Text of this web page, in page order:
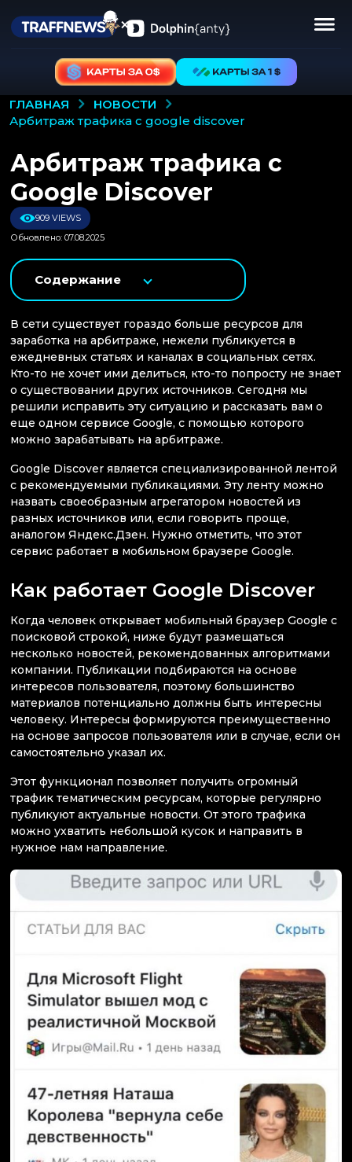
ГЛАВНАЯ
НОВОСТИ
арбитраж трафика с google discover
Арбитраж трафика с
Google Discover
909 VIEWS
Обновлено: 07.08.2025
Содержание
В сети существует гораздо больше ресурсов для
заработка на арбитраже, нежели публикуется в
ежедневных статьях и каналах в социальных сетях.
Кто-то не хочет ими делиться, кто-то попросту не знает
о существовании других источников. Сегодня мы
решили исправить эту ситуацию и рассказать вам о
еще одном сервисе Google, с помощью которого
можно зарабатывать на арбитраже.
Google Discover является специализированной лентой
с рекомендуемыми публикациями. Эту ленту можно
назвать своеобразным агрегатором новостей из
разных источников или, если говорить проще,
аналогом Яндекс.Дзен. Нужно отметить, что этот
сервис работает в мобильном браузере Google.
Как работает Google Discover
Когда человек открывает мобильный браузер Google с
поисковой строкой, ниже будут размещаться
несколько новостей, рекомендованных алгоритмами
компании. Публикации подбираются на основе
интересов пользователя, поэтому большинство
материалов потенциально должны быть интересны
человеку. Интересы формируются преимущественно
на основе запросов пользователя или в случае, если он
самостоятельно указал их.
Этот функционал позволяет получить огромный
трафик тематическим ресурсам, которые регулярно
публикуют актуальные новости. От этого трафика
можно ухватить небольшой кусок и направить в
нужное нам направление.